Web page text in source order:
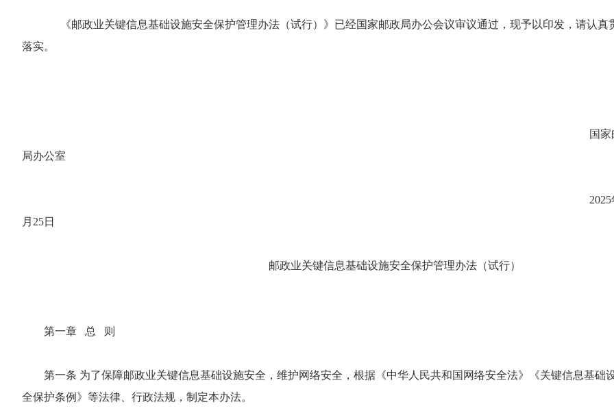
《邮政业关键信息基础设施安全保护管理办法（试行）》已经国家邮政局办公会议审议通过，现予以印发，请认真
落实。
国家邮
局办公室
2025年
月25日
邮政业关键信息基础设施安全保护管理办法（试行）
第一章 总 则
第一条 为了保障邮政业关键信息基础设施安全，维护网络安全，根据《中华人民共和国网络安全法》《关键信息基础
全保护条例》等法律、行政法规，制定本办法。